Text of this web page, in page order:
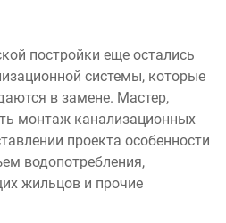
постройки еще остались
системы, которые
в замене. Мастер,
монтаж канализационных
проекта особенности
водопотребления,
жильцов и прочие